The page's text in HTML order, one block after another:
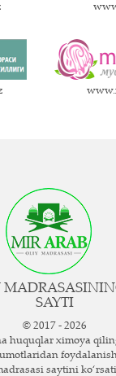
SAYTI
© 2017 - 2026
huquqlar ximoya
saytini